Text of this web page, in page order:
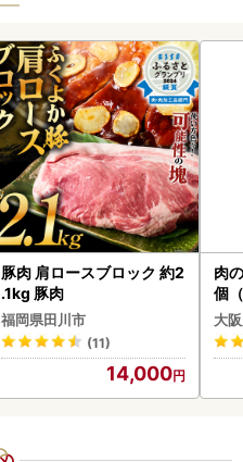
豚肉 肩ロースブロック 約2
.1kg 豚肉
福岡県田川市
(11)
14,000
肉
個
ー
わ
大